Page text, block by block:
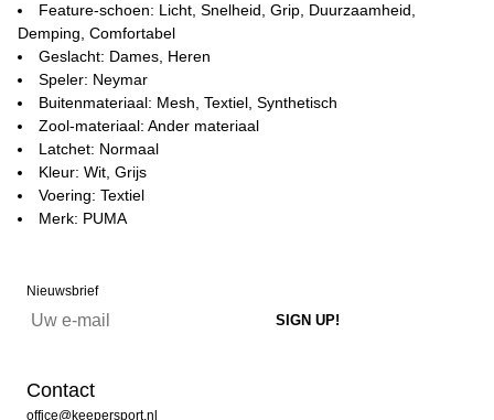
Feature-schoen: Licht, Snelheid, Grip, Duurzaamheid,
Demping, Comfortabel
Geslacht: Dames, Heren
Speler: Neymar
Buitenmateriaal: Mesh, Textiel, Synthetisch
Zool-materiaal: Ander materiaal
Latchet: Normaal
Kleur: Wit, Grijs
Voering: Textiel
Merk: PUMA
Nieuwsbrief
Contact
office@keepersport.nl